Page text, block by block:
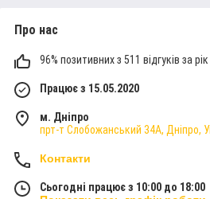
ЧОМУ ВАРТО КУПИТИ
ІНТЕРНЕТ МАГАЗИНІ
Про нас
96% позитивних з 511 відгуків за рік
Працює з 15.05.2020
м. Дніпро
прт-т Слобожанський 34А, Дніпро,
Контакти
Сьогодні працює з 10:00 до 18:00